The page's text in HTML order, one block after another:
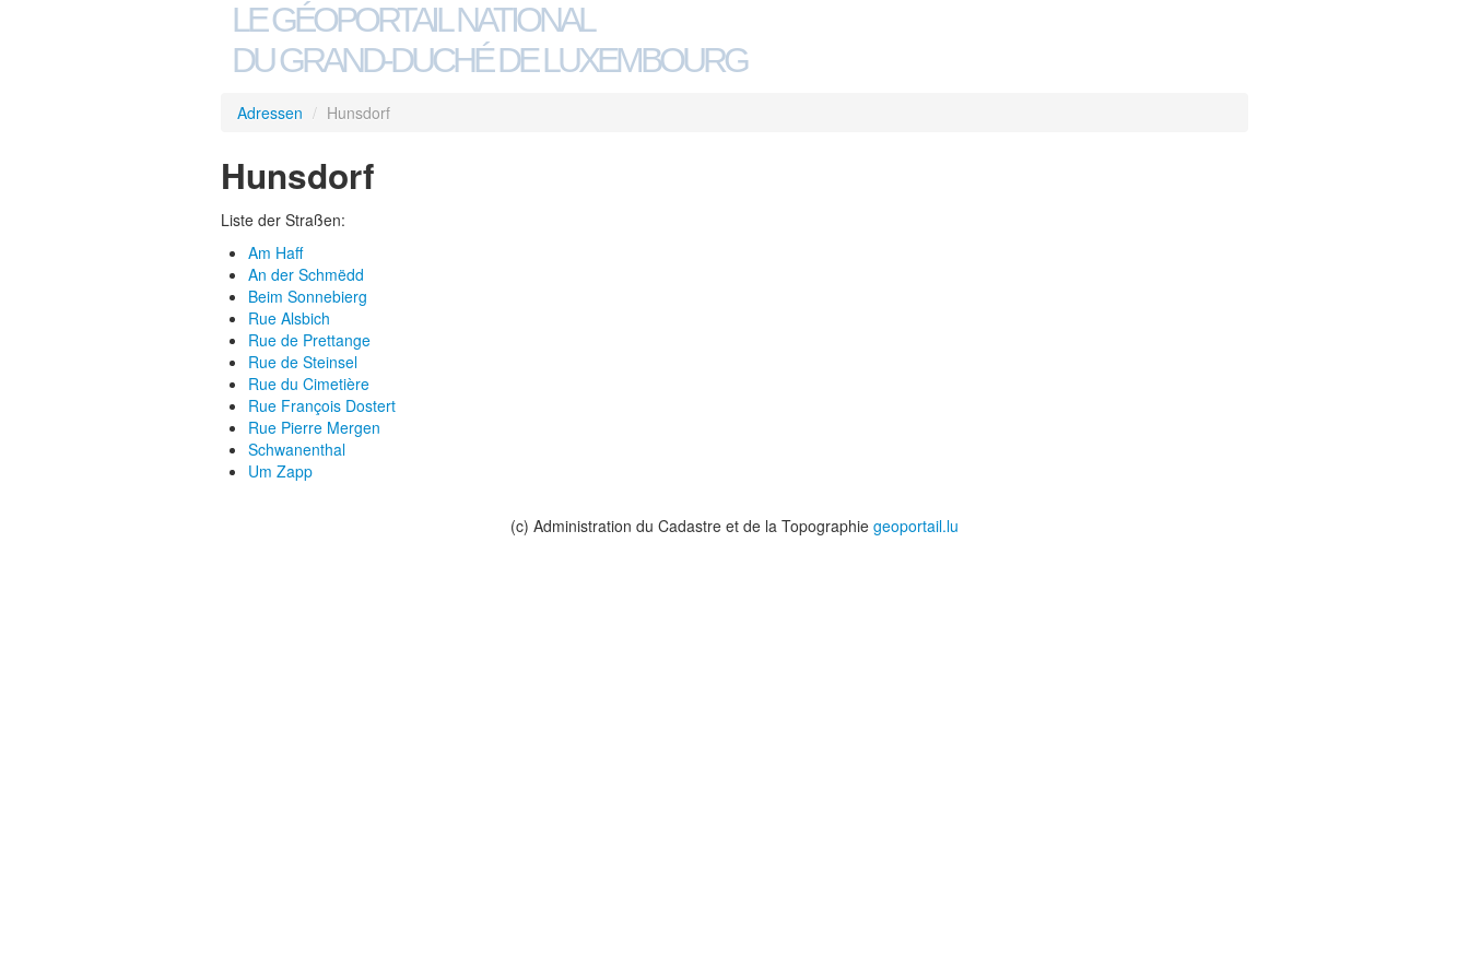
LE GÉOPORTAIL NATIONAL
DU GRAND-DUCHÉ DE LUXEMBOURG
Adressen / Hunsdorf
Hunsdorf
Liste der Straßen:
Am Haff
An der Schmëdd
Beim Sonnebierg
Rue Alsbich
Rue de Prettange
Rue de Steinsel
Rue du Cimetière
Rue François Dostert
Rue Pierre Mergen
Schwanenthal
Um Zapp
(c) Administration du Cadastre et de la Topographie geoportail.lu